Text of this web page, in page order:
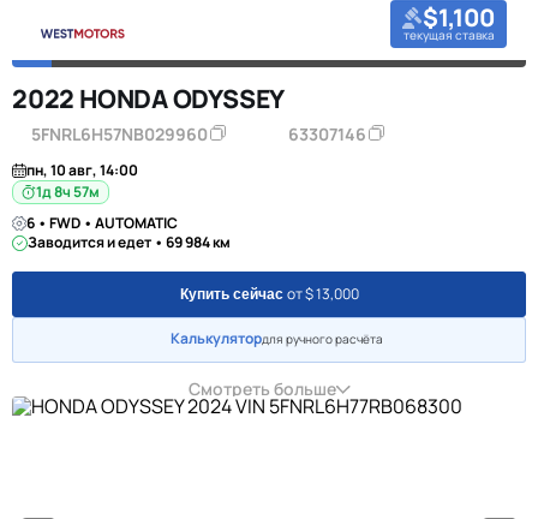
$1,100
текущая ставка
2022 HONDA ODYSSEY
5FNRL6H57NB029960 63307146
пн, 10 авг, 14:00
1д 8ч 57м
6 • FWD • AUTOMATIC
Заводится и едет • 69 984 км
Купить сейчас от $ 13,000
Калькулятордля ручного расчёта
Смотреть больше